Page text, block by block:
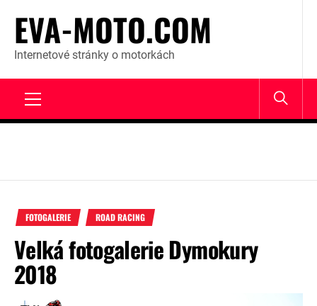
content
EVA-MOTO.COM
Internetové stránky o motorkách
FOTOGALERIE ROAD RACING
Velká fotogalerie Dymokury
2018